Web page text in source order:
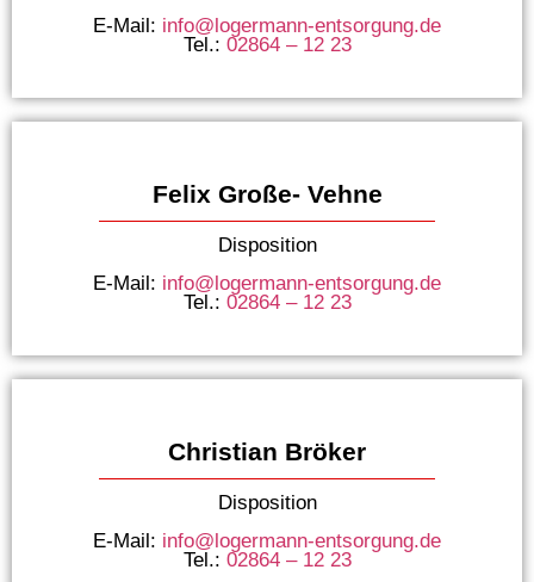
E-Mail: info@logermann-entsorgung.de
Tel.: 02864 – 12 23
Felix Große- Vehne
Disposition
E-Mail: info@logermann-entsorgung.de
Tel.: 02864 – 12 23
Christian Bröker
Disposition
E-Mail: info@logermann-entsorgung.de
Tel.: 02864 – 12 23